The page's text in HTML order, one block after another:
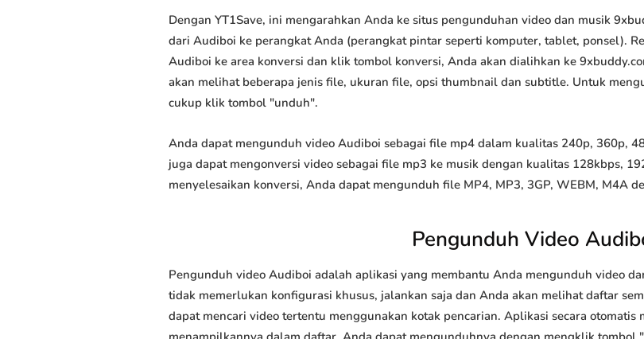
Dengan YT1Save, ini mengarahkan Anda ke situs pengunduhan video dan musik
dari Audiboi ke perangkat Anda (perangkat pintar seperti komputer, tablet, ponsel).
Audiboi ke area konversi dan klik tombol konversi, Anda akan dialihkan ke
akan melihat beberapa jenis file, ukuran file, opsi thumbnail dan subtitle. Untuk
cukup klik tombol "unduh".
Anda dapat mengunduh video Audiboi sebagai file mp4 dalam kualitas 240p, 360p,
juga dapat mengonversi video sebagai file mp3 ke musik dengan kualitas 128kbps,
menyelesaikan konversi, Anda dapat mengunduh file MP4, MP3, 3GP, WEBM, M4A
Pengunduh Video
Pengunduh video Audiboi adalah aplikasi yang membantu Anda mengunduh video
tidak memerlukan konfigurasi khusus, jalankan saja dan Anda akan melihat daftar
dapat mencari video tertentu menggunakan kotak pencarian. Aplikasi secara otomatis